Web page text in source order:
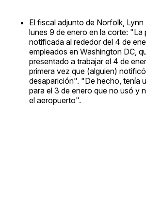
El fiscal adjunto de Norfolk, Lynn
lunes 9 de enero en la corte: "La
notificada al rededor del 4 de
empleados en Washington DC,
presentado a trabajar el 4 de
primera vez que (alguien)
desaparición". "De hecho, tenía
para el 3 de enero que no usó y
el aeropuerto".